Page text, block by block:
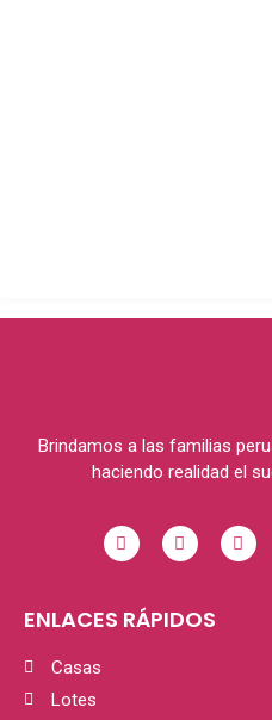
Brindamos a las familias
haciendo realidad el
ENLACES RÁPIDOS
Casas
Lotes